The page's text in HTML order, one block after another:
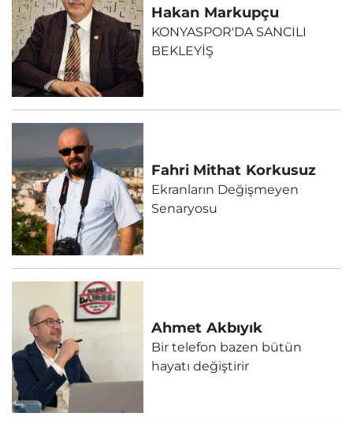
Hakan Markupçu
KONYASPOR'DA SANCILI
BEKLEYİŞ
Fahri Mithat Korkusuz
Ekranların Değişmeyen
Senaryosu
Ahmet Akbıyık
Bir telefon bazen bütün
hayatı değiştirir